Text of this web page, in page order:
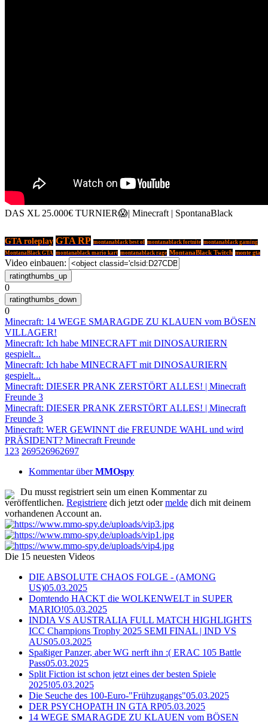
DAS XL 25.000€ TURNIER😱| Minecraft | SpontanaBlack
GTA roleplay GTA RP montanablack best of montanablack fortnite montanablack gaming
MontanaBlack GTA montanablack mario kart montanablack rage MontanaBlack Twitch monte gta
Video einbauen:
0
0
Minecraft: 14 WEGE SMARAGDE ZU KLAUEN vom BÖSEN
VILLAGER!
Minecraft: Ich habe MINECRAFT mit DINOSAURIERN
gespielt...
Minecraft: Ich habe MINECRAFT mit DINOSAURIERN
gespielt...
Minecraft: DIESER PRANK ZERSTÖRT ALLES! | Minecraft
Freunde 3
Minecraft: DIESER PRANK ZERSTÖRT ALLES! | Minecraft
Freunde 3
Minecraft: WER GEWINNT die FREUNDE WAHL und wird
PRÄSIDENT? Minecraft Freunde
1 23 269526962697
Kommentar überMMOspy
Du musst registriert sein um einen Kommentar zu
veröffentlichen. Registriere dich jetzt odermelde dich mit deinem
vorhandenen Account an.
Die 15 neuesten Videos
DIE ABSOLUTE CHAOS FOLGE - (AMONG
US)05.03.2025
Domtendo HACKT die WOLKENWELT in SUPER
MARIO!05.03.2025
INDIA VS AUSTRALIA FULL MATCH HIGHLIGHTS
ICC Champions Trophy 2025 SEMI FINAL | IND VS
AUS05.03.2025
Spaßiger Panzer, aber WG nerft ihn :( ERAC 105 Battle
Pass05.03.2025
Split Fiction ist schon jetzt eines der besten Spiele
2025!05.03.2025
Die Seuche des 100-Euro-"Frühzugangs"05.03.2025
DER PSYCHOPATH IN GTA RP05.03.2025
14 WEGE SMARAGDE ZU KLAUEN vom BÖSEN